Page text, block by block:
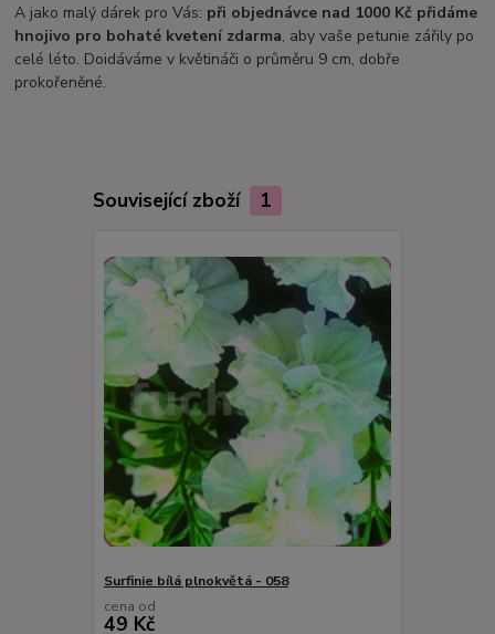
A jako malý dárek pro Vás: při objednávce nad 1000 Kč přidáme
hnojivo pro bohaté kvetení zdarma, aby vaše petunie zářily po
celé léto. Doidáváme v květináči o průměru 9 cm, dobře
prokořeněné.
Související zboží 1
Surfinie bílá plnokvětá - 058
cena od
49 Kč